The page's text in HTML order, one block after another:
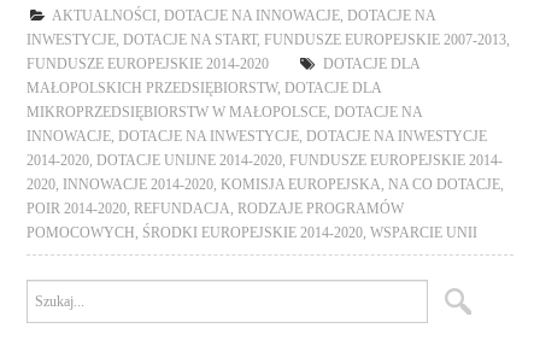
AKTUALNOŚCI ,DOTACJE NA INNOWACJE ,DOTACJE NA
INWESTYCJE ,DOTACJE NA START,FUNDUSZE EUROPEJSKIE 2007-2013
FUNDUSZE EUROPEJSKIE 2014-2020
DOTACJE DLA
MAŁOPOLSKICH PRZEDSIĘBIORSTW,DOTACJE DLA
MIKROPRZEDSIĘBIORSTW W MAŁOPOLSCE ,DOTACJE NA
INNOWACJE ,DOTACJE NA INWESTYCJE ,DOTACJE NA INWESTYCJE
2014-2020 ,DOTACJE UNIJNE 2014-2020 ,FUNDUSZE EUROPEJSKIE 2014-
2020
INNOWACJE 2014-2020 ,KOMISJA EUROPEJSKA ,NA CO DOTACJE
POIR 2014-2020 ,REFUNDACJA ,RODZAJE PROGRAMÓW
POMOCOWYCH
ŚRODKI EUROPEJSKIE 2014-2020 ,WSPARCIE UNII